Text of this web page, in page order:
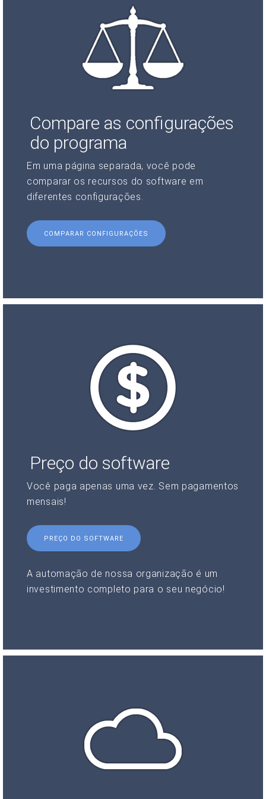
Compare as configurações
do programa
Em uma página separada, você pode
comparar os recursos do software em
diferentes configurações.
COMPARAR CONFIGURAÇÕES
Preço do software
Você paga apenas uma vez. Sem pagamentos
mensais!
PREÇO DO SOFTWARE
A automação de nossa organização é um
investimento completo para o seu negócio!